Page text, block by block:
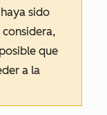
sido
considera,
que
a la